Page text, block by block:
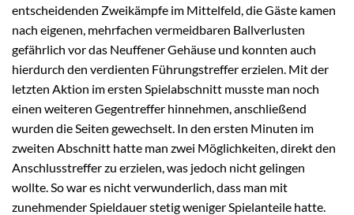
entscheidenden Zweikämpfe im Mittelfeld, die Gäste kamen
nach eigenen, mehrfachen vermeidbaren Ballverlusten
gefährlich vor das Neuffener Gehäuse und konnten auch
hierdurch den verdienten Führungstreffer erzielen. Mit der
letzten Aktion im ersten Spielabschnitt musste man noch
einen weiteren Gegentreffer hinnehmen, anschließend
wurden die Seiten gewechselt. In den ersten Minuten im
zweiten Abschnitt hatte man zwei Möglichkeiten, direkt den
Anschlusstreffer zu erzielen, was jedoch nicht gelingen
wollte. So war es nicht verwunderlich, dass man mit
zunehmender Spieldauer stetig weniger Spielanteile hatte.